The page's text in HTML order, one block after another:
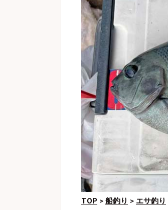
TOP > 船釣り > エサ釣り